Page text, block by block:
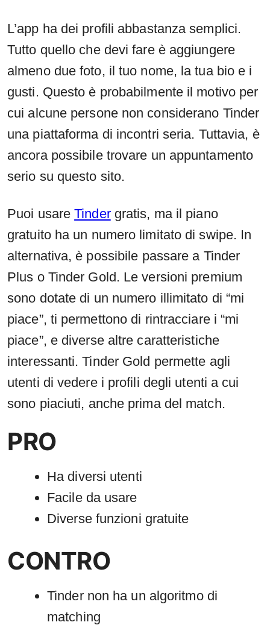
L’app ha dei profili abbastanza semplici.
Tutto quello che devi fare è aggiungere
almeno due foto, il tuo nome, la tua bio e i
gusti. Questo è probabilmente il motivo per
cui alcune persone non considerano Tinder
una piattaforma di incontri seria. Tuttavia, è
ancora possibile trovare un appuntamento
serio su questo sito.
Puoi usareTindergratis, ma il piano
gratuito ha un numero limitato di swipe. In
alternativa, è possibile passare a Tinder
Plus o Tinder Gold. Le versioni premium
sono dotate di un numero illimitato di “mi
piace”, ti permettono di rintracciare i “mi
piace”, e diverse altre caratteristiche
interessanti. Tinder Gold permette agli
utenti di vedere i profili degli utenti a cui
sono piaciuti, anche prima del match.
PRO
Ha diversi utenti
Facile da usare
Diverse funzioni gratuite
CONTRO
Tinder non ha un algoritmo di
matching